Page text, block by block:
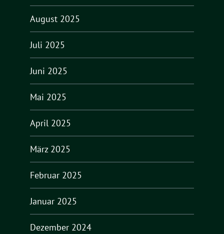
August 2025
Juli 2025
Juni 2025
Mai 2025
April 2025
März 2025
Februar 2025
Januar 2025
Dezember 2024